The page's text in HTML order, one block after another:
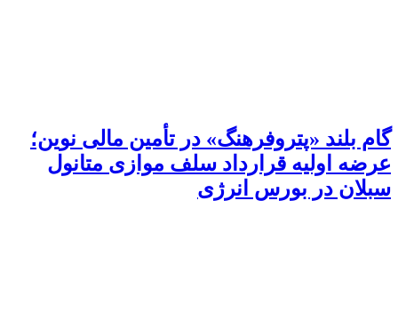
گام بلند «پتروفرهنگ» در تأمین مالی نوین؛
عرضه اولیه قرارداد سلف موازی متانول
سبلان در بورس انرژی